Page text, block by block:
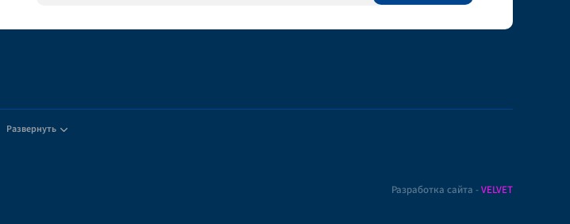
Развернуть
Разработка сайта -VELVET